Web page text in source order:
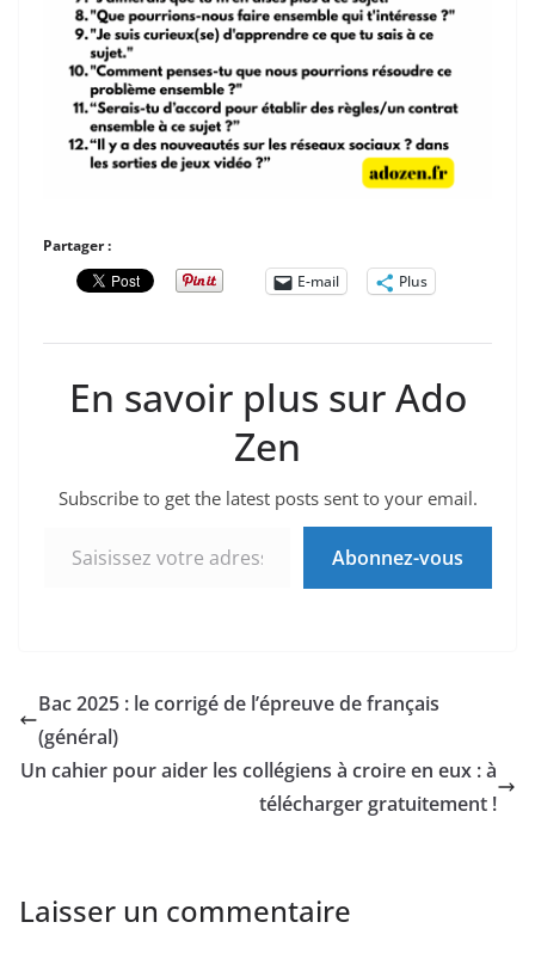
Partager :
E-mail
Plus
En savoir plus sur Ado
Zen
Subscribe to get the latest posts sent to your email.
Abonnez-vous
Bac 2025 : le corrigé de l’épreuve de français
(général)
Un cahier pour aider les collégiens à croire en eux : à
télécharger gratuitement !
Laisser un commentaire